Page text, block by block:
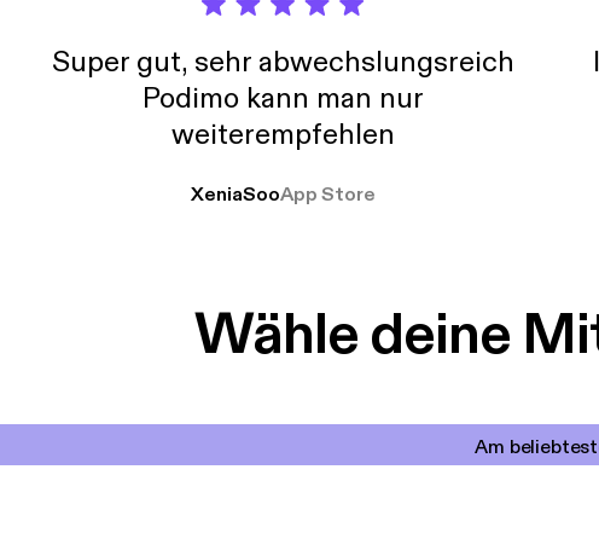
Super gut, sehr abwechslungsreich
Podimo kann man nur
weiterempfehlen
XeniaSooApp Store
Wähle deine
Am